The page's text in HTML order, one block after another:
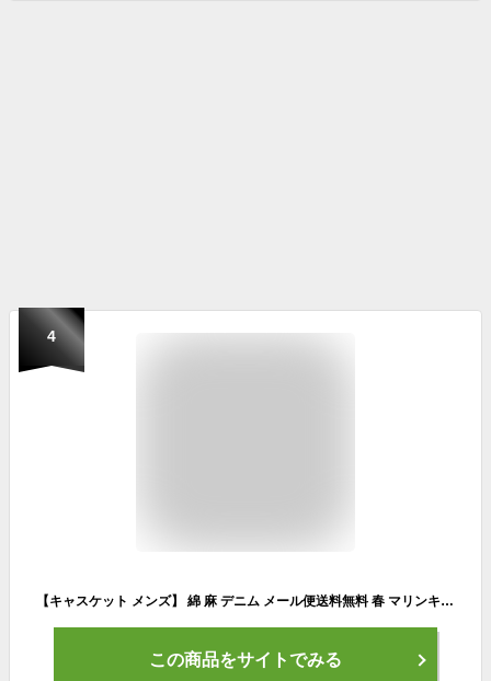
4
【キャスケット メンズ】 綿 麻 デニム メール便送料無料 春 マリンキャップ 夏 帽子 男性 春用 夏用 紫外線対策 マリンキャスケット コットン デニムキャップ おしゃれ かわいい 無地 シンプル ブラック ネイビー カーキ ベージュ 秋冬【marine casquette】
この商品をサイトでみる